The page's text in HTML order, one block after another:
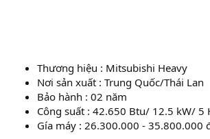
Thương hiệu : Mitsubishi Heavy
Nơi sản xuất : Trung Quốc/Thái Lan
Bảo hành : 02 năm
Công suất : 42.650 Btu/ 12.5 kW/ 5
Gía máy : 26.300.000 - 35.800.000